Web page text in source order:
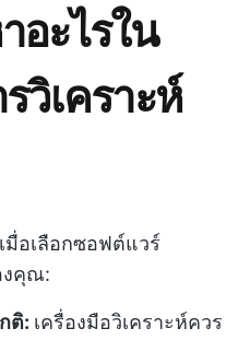
ะไรใน
วิเคราะห์
อเลือกซอฟต์แวร์
งคุณ:
ติ: เครื่องมือวิเคราะห์ควร